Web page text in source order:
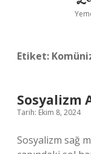
Etiket:
Sosyalizm
Tarih: Ekim 8, 2024
Sosyalizm sağ